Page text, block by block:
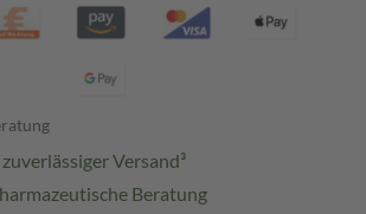
Versand³
Beratung